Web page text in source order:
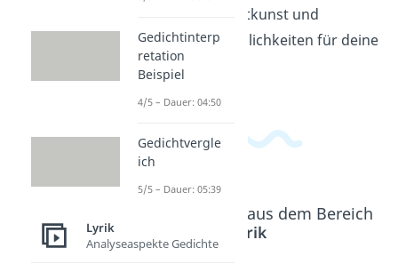
in die Welt der Dichtkunst und
entdecke neue Möglichkeiten für deine
Gedichte!
Beliebte Inhalte aus dem Bereich
Lyrik
Gedichtinterp
retation
Beispiel
4/5 – Dauer: 04:50
Gedichtvergle
ich
5/5 – Dauer: 05:39
Lyrik
Analyseaspekte Gedichte